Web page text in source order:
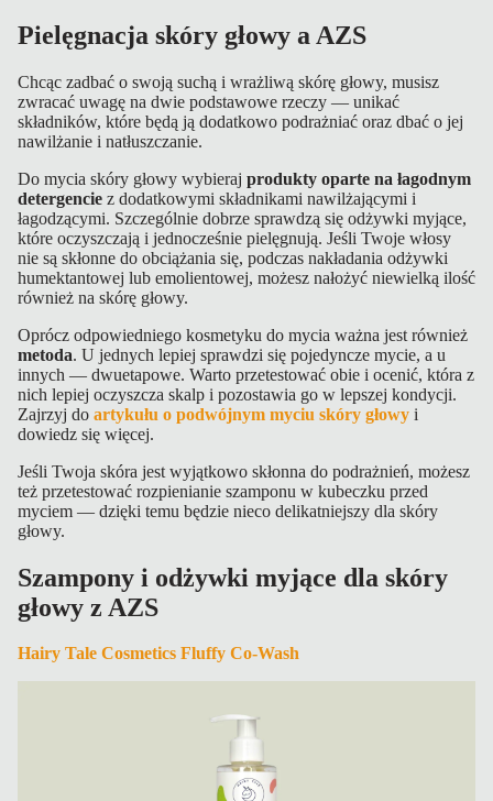
Pielęgnacja skóry głowy a AZS
Chcąc zadbać o swoją suchą i wrażliwą skórę głowy, musisz
zwracać uwagę na dwie podstawowe rzeczy — unikać
składników, które będą ją dodatkowo podrażniać oraz dbać o jej
nawilżanie i natłuszczanie.
Do mycia skóry głowy wybieraj produkty oparte na łagodnym
detergencie z dodatkowymi składnikami nawilżającymi i
łagodzącymi. Szczególnie dobrze sprawdzą się odżywki myjące,
które oczyszczają i jednocześnie pielęgnują. Jeśli Twoje włosy
nie są skłonne do obciążania się, podczas nakładania odżywki
humektantowej lub emolientowej, możesz nałożyć niewielką ilość
również na skórę głowy.
Oprócz odpowiedniego kosmetyku do mycia ważna jest również
metoda. U jednych lepiej sprawdzi się pojedyncze mycie, a u
innych — dwuetapowe. Warto przetestować obie i ocenić, która z
nich lepiej oczyszcza skalp i pozostawia go w lepszej kondycji.
Zajrzyj do artykułu o podwójnym myciu skóry głowy i
dowiedz się więcej.
Jeśli Twoja skóra jest wyjątkowo skłonna do podrażnień, możesz
też przetestować rozpienianie szamponu w kubeczku przed
myciem — dzięki temu będzie nieco delikatniejszy dla skóry
głowy.
Szampony i odżywki myjące dla skóry
głowy z AZS
Hairy Tale Cosmetics Fluffy Co-Wash